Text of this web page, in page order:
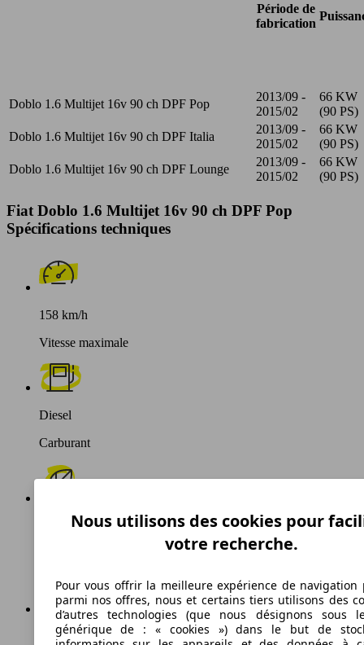
Période de
fabrication
Doblo 1.6 Multijet 16v 90 ch DPF Pop
2013/09 -
2015/02
66 KW
(90 PS)
Doblo 1.6 Multijet 16v 90 ch DPF Italia
2013/09 -
2015/02
66 KW
(90 PS)
Doblo 1.6 Multijet 16v 90 ch DPF Lounge
2013/09 -
2015/02
66 KW
(90 PS)
Fiat Doblo 1.6 Multijet 16v 90 ch DPF Pop
Spécifications techniques
158 km/h
Vitesse maximale
Diesel
Carburant
145 g/km
Émissions de CO2 (combinées)*
Ø 5.2 l/100km
Nous utilisons des cookies pour
votre recherche.
Pour vous offrir la meilleure expérience de navigation
parmi nos offres, nous et certains tiers utilisons des
d’autres technologies (que nous désignons sous
générique de : « cookies ») dans le but de